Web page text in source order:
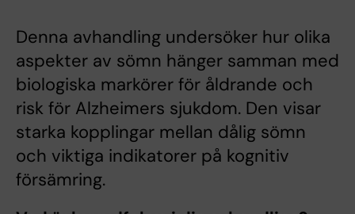
Denna avhandling undersöker hur olika
aspekter av sömn hänger samman med
biologiska markörer för åldrande och
risk för Alzheimers sjukdom. Den visar
starka kopplingar mellan dålig sömn
och viktiga indikatorer på kognitiv
försämring.